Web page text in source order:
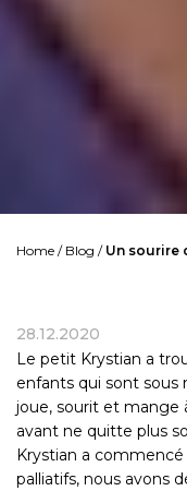
Home / Blog / Un sourire
28.12.2020
Le petit Krystian a
enfants qui sont sous
joue, sourit et mange
avant ne quitte plus
Krystian a commencé
palliatifs, nous avons